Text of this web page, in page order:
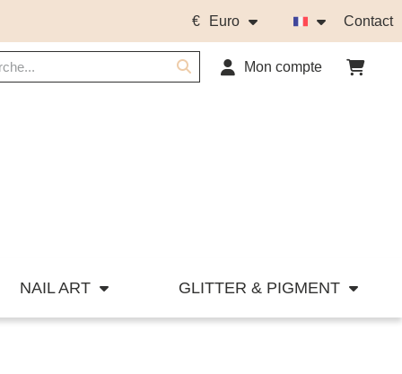
€ Euro Contact
Mon compte
NAIL ART GLITTER & PIGMENT